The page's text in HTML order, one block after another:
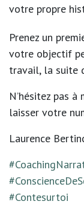
votre propre
Prenez un
votre objectif
travail, la suite
N’hésitez pas à
laisser votre
Laurence
#Contesurtoi